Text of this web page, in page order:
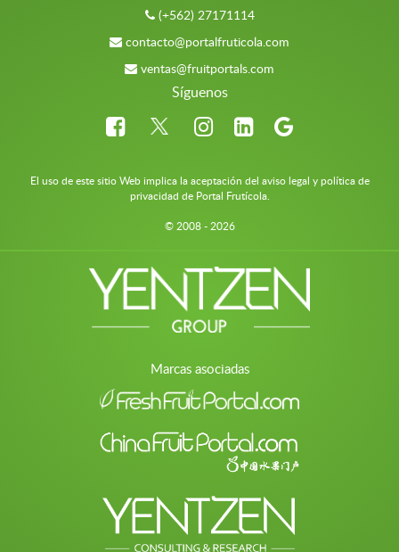
(+562) 27171114
contacto@portalfruticola.com
ventas@fruitportals.com
Síguenos
El uso de este sitio Web implica la aceptación del aviso legal y política de
privacidad de Portal Frutícola.
© 2008 - 2026
Marcas asociadas